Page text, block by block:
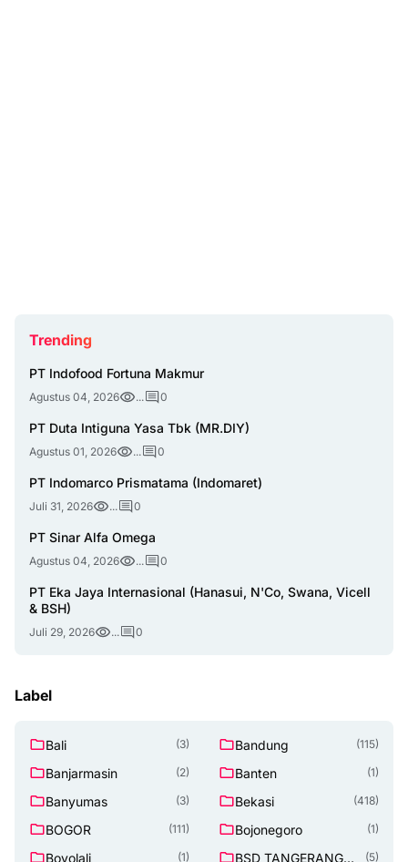
Trending
PT Indofood Fortuna Makmur
Agustus 04, 2026 ... 0
PT Duta Intiguna Yasa Tbk (MR.DIY)
Agustus 01, 2026 ... 0
PT Indomarco Prismatama (Indomaret)
Juli 31, 2026 ... 0
PT Sinar Alfa Omega
Agustus 04, 2026 ... 0
PT Eka Jaya Internasional (Hanasui, N'Co, Swana, Vicell
& BSH)
Juli 29, 2026 ... 0
Label
Bali (3) Bandung (115)
Banjarmasin (2) Banten (1)
Banyumas (3) Bekasi (418)
BOGOR (111) Bojonegoro (1)
Boyolali (1)
BSD TANGERANG
(5)